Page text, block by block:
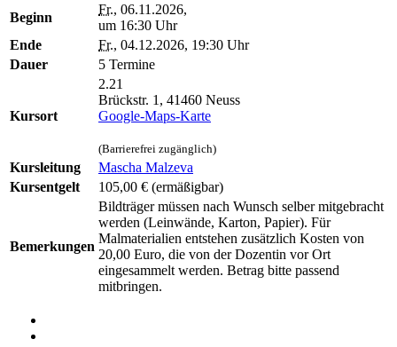
Beginn
Fr., 06.11.2026,
um 16:30 Uhr
Ende
Fr., 04.12.2026, 19:30 Uhr
Dauer
5 Termine
Kursort
2.21
Brückstr. 1, 41460 Neuss
Google-Maps-Karte
(Barrierefrei zugänglich)
Kursleitung
Mascha Malzeva
Kursentgelt
105,00 € (ermäßigbar)
Bemerkungen
Bildträger müssen nach Wunsch selber mitgebracht
werden (Leinwände, Karton, Papier). Für
Malmaterialien entstehen zusätzlich Kosten von
20,00 Euro, die von der Dozentin vor Ort
eingesammelt werden. Betrag bitte passend
mitbringen.